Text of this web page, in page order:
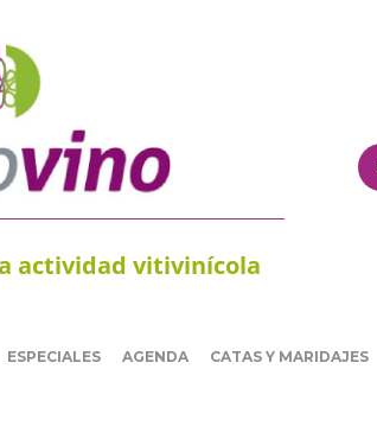
actividad vitivinícola
ESPECIALES AGENDA CATAS Y MARIDAJES